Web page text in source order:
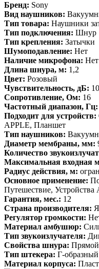
Бренд: Sony
Вид наушников:
Тип товара: Наушники
Тип подключения: Шнур
Тип крепления: Затычки
Шумоподавление: Нет
Наличие микрофона: Нет
Длина шнура, м: 1,2
Цвет: Розовый
Чувствительность, дБ:
Сопротивление, Ом: 16
Частотный диапазон, Гц:
Подходит для устройств:
APPLE, Планшет
Тип наушников:
Диаметр мембраны, мм:
Количество
Максимальная входная
Радиус действия, м:
Основное применение:
Путешествие, Устройства
Гарантия, мес.: 12
Страна производителя:
Регулятор громкости:
Материал амбушюр:
Тип звукоизлучателя:
Свойства шнура:
Тип штекера: Г-
Материал корпуса: